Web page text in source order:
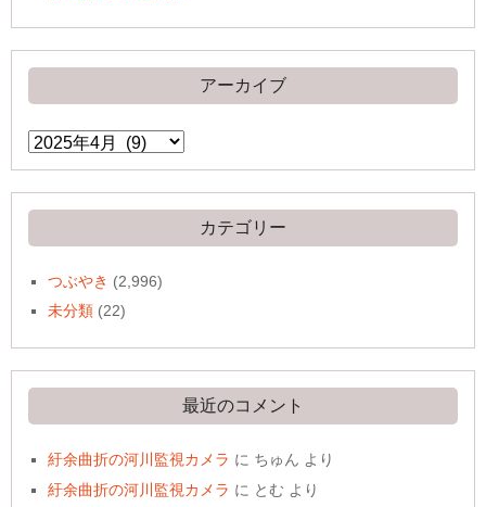
アーカイブ
ア
ー
イ
ブ
カテゴリー
つぶやき (2,996)
未分類 (22)
最近のコメント
紆余曲折の河川監視カメラ に ちゅん より
紆余曲折の河川監視カメラ に とむ より